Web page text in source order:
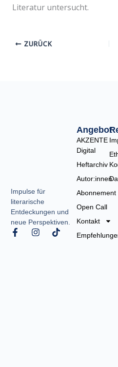
Literatur untersucht.
ZURÜCK
Impulse für
literarische
Entdeckungen und
neue Perspektiven.
F
a
I
n
T
i
Angebot
AKZENTE
Digital
Heftarchiv
Autor:innen
Abonnement
Open Call
Kontakt